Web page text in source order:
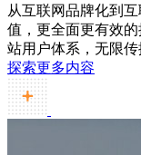
从互联网品牌化到
值，更全面更有效
站用户体系，无限传
探索更多内容